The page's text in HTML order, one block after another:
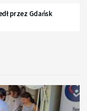
przez Gdańsk